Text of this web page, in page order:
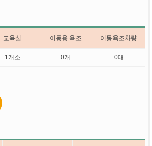
교육실 이동용 욕조 이동욕조차량
1개소 0개 0대